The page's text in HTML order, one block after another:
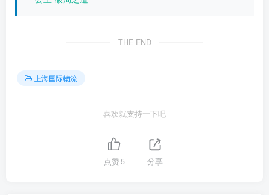
THE END
上海国际物流
喜欢就支持一下吧
点赞5 分享